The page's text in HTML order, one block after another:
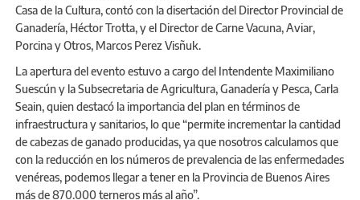
Casa de la Cultura, contó con la disertación del Director Provincial de
Ganadería, Héctor Trotta, y el Director de Carne Vacuna, Aviar,
Porcina y Otros, Marcos Perez Visñuk.
La apertura del evento estuvo a cargo del Intendente Maximiliano
Suescún y la Subsecretaria de Agricultura, Ganadería y Pesca, Carla
Seain, quien destacó la importancia del plan en términos de
infraestructura y sanitarios, lo que “permite incrementar la cantidad
de cabezas de ganado producidas, ya que nosotros calculamos que
con la reducción en los números de prevalencia de las enfermedades
venéreas, podemos llegar a tener en la Provincia de Buenos Aires
más de 870.000 terneros más al año”.